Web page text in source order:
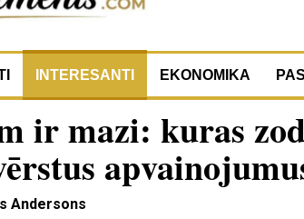
INTERESANTI EKONOMIKA
ir mazi: kuras
Andersons